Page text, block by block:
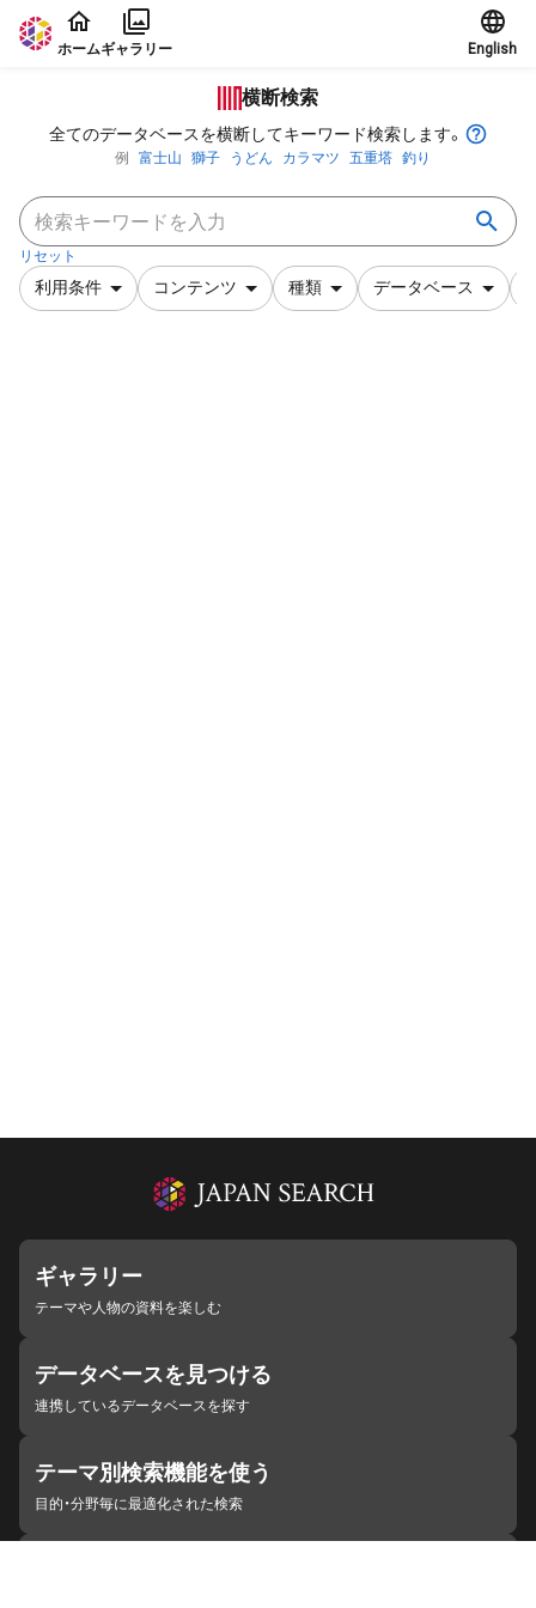
本文に飛ぶ
ホームギャラリー English
横断検索
全てのデータベースを横断してキーワード検索します。
例 富士山 獅子 うどん カラマツ 五重塔 釣り
リセット
利用条件 コンテンツ 種類 データベース
ギャラリー
テーマや人物の資料を楽しむ
データベースを見つける
連携しているデータベースを探す
テーマ別検索機能を使う
目的・分野毎に最適化された検索